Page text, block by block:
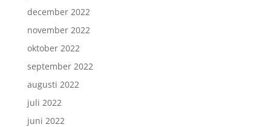
december 2022
november 2022
oktober 2022
september 2022
augusti 2022
juli 2022
juni 2022